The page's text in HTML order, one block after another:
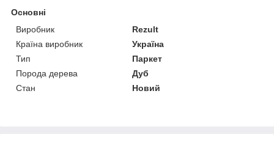
Основні
Виробник
Rezult
Країна виробник
Україна
Тип
Паркет
Порода дерева
Дуб
Стан
Новий